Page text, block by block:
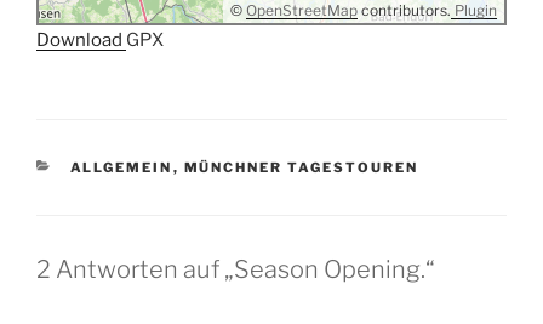
© OpenStreetMap contributors. Plugin
Download GPX
KATEGORIEN
ALLGEMEIN , MÜNCHNER TAGESTOUREN
2 Antworten auf „Season Opening.“